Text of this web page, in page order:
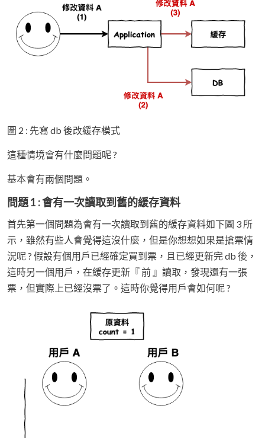
圖 2 : 先寫 db 後改緩存模式
這種情境會有什麼問題呢 ?
基本會有兩個問題。
問題 1 : 會有一次讀取到舊的緩存資料
首先第一個問題為會有一次讀取到舊的緩存資料如下圖 3 所
示，雖然有些人會覺得這沒什麼，但是你想想如果是搶票情
況呢 ? 假設有個用戶已經確定買到票，且已經更新完 db 後，
這時另一個用戶，在緩存更新『 前 』讀取，發現還有一張
票，但實際上已經沒票了。這時你覺得用戶會如何呢 ?